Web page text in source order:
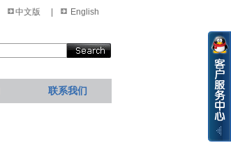
中文版 English
联系我们